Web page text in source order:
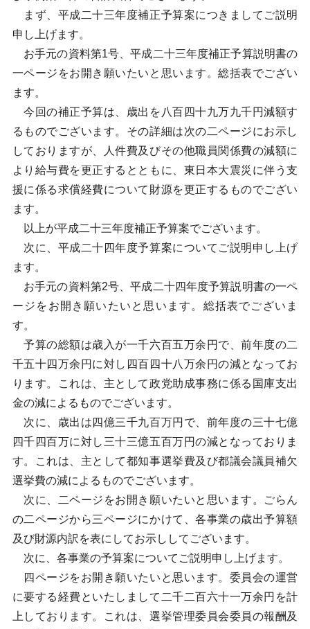
まず、平成二十三年度補正予算案につきましてご説明
申し上げます。
お手元の資料第1号、平成二十三年度補正予算説明書の
一ページをお開き願いたいと思います。総括表でござい
ます。
今回の補正予算は、歳出を八百四十九万九千円減額す
るものでございます。その詳細は次の二ページにお示し
しておりますが、人件費及びその他職員関係費の減額に
より給与費を更正するとともに、東日本大震災に伴う支
援に係る求償経費について財源を更正するものでござい
ます。
以上が平成二十三年度補正予算案でございます。
次に、平成二十四年度予算案についてご説明申し上げ
ます。
お手元の資料第2号、平成二十四年度予算説明書の一ペ
ージをお開き願いたいと思います。総括表でございま
す。
予算の総額は歳入が一千六百五万余円で、前年度の二
千五十四万余円に対し四百四十八万余円の減となってお
ります。これは、主として政党助成事務に係る国庫支出
金の減によるものでございます。
次に、歳出は四億三千九百万円で、前年度の三十七億
四千四百万に対し三十三億五百万円の減となっておりま
す。これは、主として都知事選挙費及び都議会議員補欠
選挙費の減によるものでございます。
次に、二ページをお開き願いたいと思います。ごらん
の二ページから三ページにかけて、各事業の歳出予算額
及び財源内訳を表にしてお示ししてございます。
次に、各事業の予算案についてご説明申し上げます。
四ページをお開き願いたいと思います。委員会の運営
に要する経費といたしまして二千二百六十一万余円を計
上しております。これは、選挙管理委員会委員の報酬及